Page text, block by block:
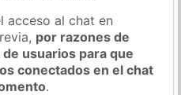
acceso al chat en
por razones de
usuarios para que
conectados en el chat
.